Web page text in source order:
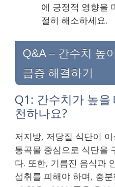
에 긍정적 영향을
절히 해소하세요.
Q&A – 간수치 높
금증 해결하기
Q1: 간수치가 높
천하나요?
저지방, 저당질 식단이
통곡물 중심으로 식단을
다. 또한, 기름진 음식과
섭취를 피해야 하며, 충